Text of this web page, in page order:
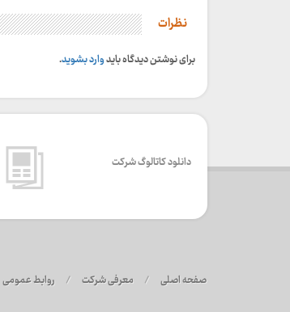
نظرات
برای نوشتن دیدگاه بایدوارد بشوید.
دانلود کاتالوگ شرکت
صفحه اصلی / معرفی شرکت / روابط عمومی